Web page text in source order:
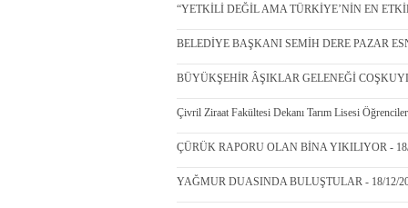
“YETKİLİ DEĞİL AMA TÜRKİYE’NİN EN
BELEDİYE BAŞKANI SEMİH DERE PAZAR
BÜYÜKŞEHİR ÂŞIKLAR GELENEĞİ
Çivril Ziraat Fakültesi Dekanı Tarım Lisesi
ÇÜRÜK RAPORU OLAN BİNA YIKILIYOR -
YAĞMUR DUASINDA BULUŞTULAR - 18/12/